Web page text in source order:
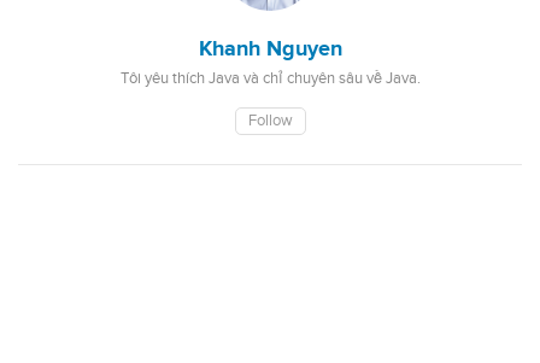
Khanh Nguyen
Tôi yêu thích Java và chỉ chuyên sâu về Java.
Follow